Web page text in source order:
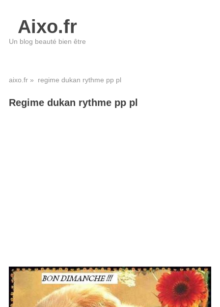
Aixo.fr
Un blog beauté bien être
aixo.fr» regime dukan rythme pp pl
Regime dukan rythme pp pl